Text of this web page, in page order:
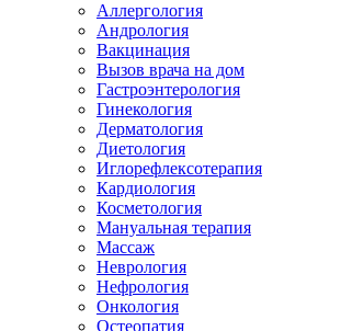
Аллергология
Андрология
Вакцинация
Вызов врача на дом
Гастроэнтерология
Гинекология
Дерматология
Диетология
Иглорефлексотерапия
Кардиология
Косметология
Мануальная терапия
Массаж
Неврология
Нефрология
Онкология
Остеопатия